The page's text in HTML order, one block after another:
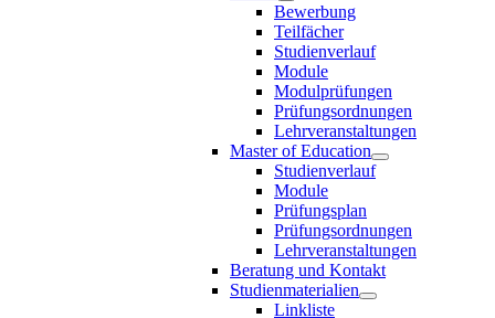
Bewerbung
Teilfächer
Studienverlauf
Module
Modulprüfungen
Prüfungsordnungen
Lehrveranstaltungen
Master of Education
Studienverlauf
Module
Prüfungsplan
Prüfungsordnungen
Lehrveranstaltungen
Beratung und Kontakt
Studienmaterialien
Linkliste